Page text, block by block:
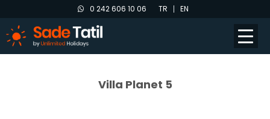
0 242 606 10 06 TR EN
Villa Planet 5